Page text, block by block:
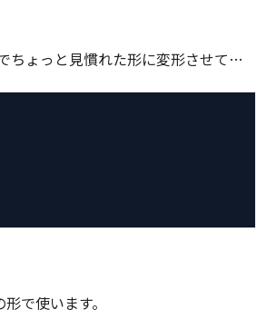
ちょっと見慣れた形に変形させて…
で使います。